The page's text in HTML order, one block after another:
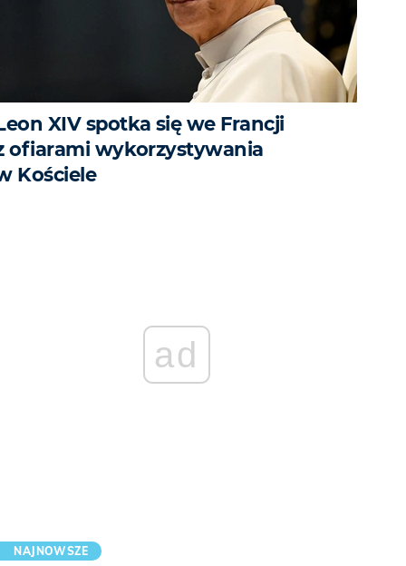
XIV spotka się we Francji
ofiarami wykorzystywania
Kościele
ad
NAJNOWSZE